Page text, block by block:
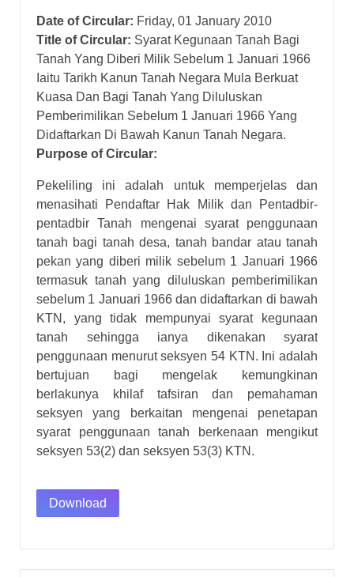
Date of Circular: Friday, 01 January 2010
Title of Circular: Syarat Kegunaan Tanah Bagi
Tanah Yang Diberi Milik Sebelum 1 Januari 1966
Iaitu Tarikh Kanun Tanah Negara Mula Berkuat
Kuasa Dan Bagi Tanah Yang Diluluskan
Pemberimilikan Sebelum 1 Januari 1966 Yang
Didaftarkan Di Bawah Kanun Tanah Negara.
Purpose of Circular:
Pekeliling ini adalah untuk memperjelas dan
menasihati Pendaftar Hak Milik dan Pentadbir-
pentadbir Tanah mengenai syarat penggunaan
tanah bagi tanah desa, tanah bandar atau tanah
pekan yang diberi milik sebelum 1 Januari 1966
termasuk tanah yang diluluskan pemberimilikan
sebelum 1 Januari 1966 dan didaftarkan di bawah
KTN, yang tidak mempunyai syarat kegunaan
tanah sehingga ianya dikenakan syarat
penggunaan menurut seksyen 54 KTN. Ini adalah
bertujuan bagi mengelak kemungkinan
berlakunya khilaf tafsiran dan pemahaman
seksyen yang berkaitan mengenai penetapan
syarat penggunaan tanah berkenaan mengikut
seksyen 53(2) dan seksyen 53(3) KTN.
Download